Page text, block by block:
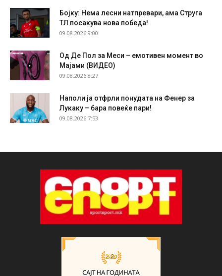
Бојку: Нема лесни натпревари, ама Струга
ТЛ посакува нова победа!
09.08.2026 9:00
Од Де Пол за Меси – емотивен момент во
Мајами (ВИДЕО)
09.08.2026 8:27
Наполи ја отфрли понудата на Фенер за
Лукаку – бара повеќе пари!
09.08.2026 7:53